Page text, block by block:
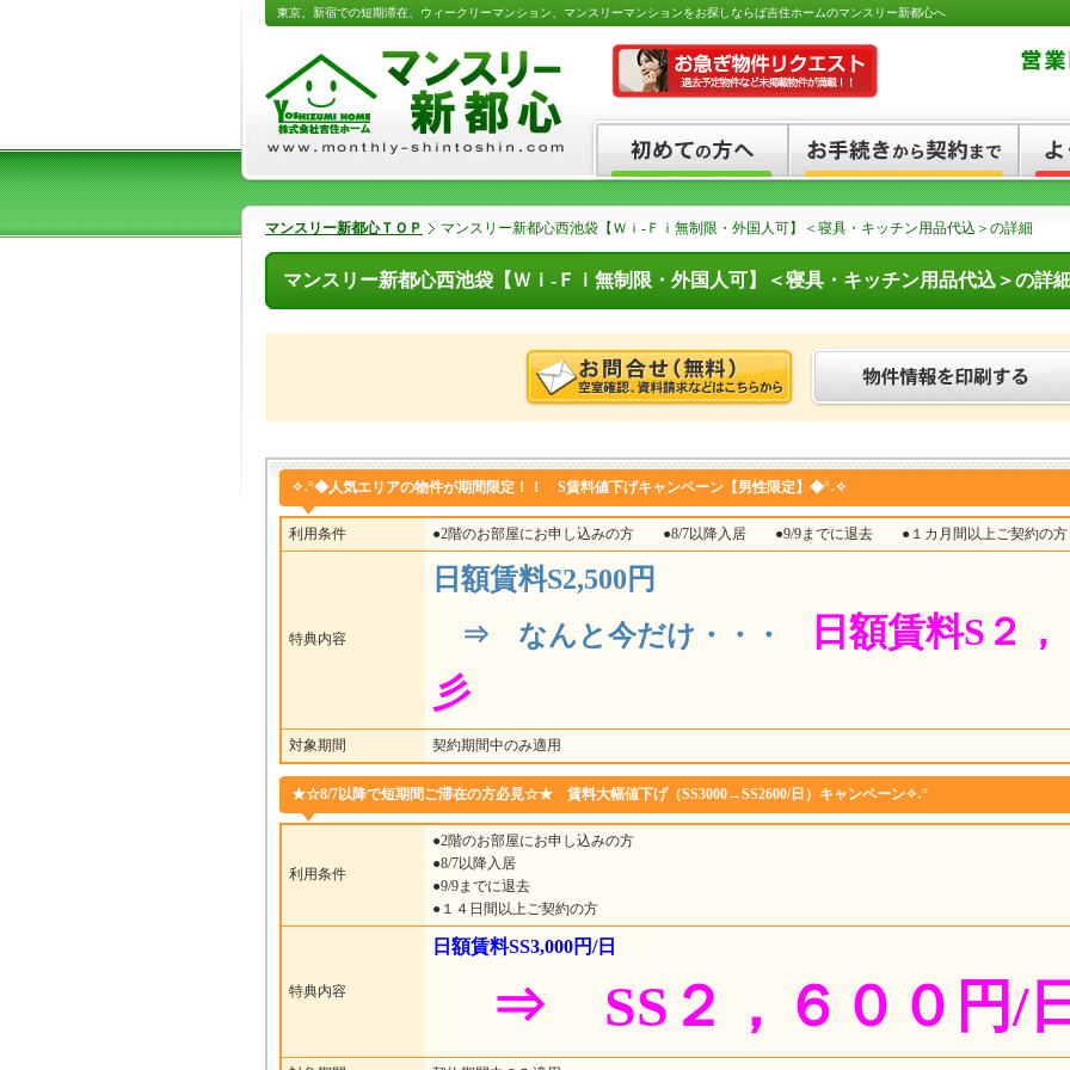
東京、新宿での短期滞在、ウィークリーマンション、マンスリーマンションをお探しならば吉住ホームのマンスリー新都心へ
マンスリー新都心ＴＯＰ マンスリー新都心西池袋【Ｗｉ-Ｆｉ無制限・外国人可】＜寝具・キッチン用品代込＞の詳細
マンスリー新都心西池袋【Ｗｉ-Ｆｉ無制限・外国人可】＜寝具・キッチン用品代込＞の詳
✧˖°◆人気エリアの物件が期間限定！！ S賃料値下げキャンペーン【男性限定】◆°˖✧
利用条件 ●2階のお部屋にお申し込みの方 ●8/7以降入居 ●9/9までに退去 ●１カ月間以上ご契約の方
特典内容
日額賃料S2,500円
⇒ なんと今だけ・・・
日額賃料S
彡
対象期間 契約期間中のみ適用
★☆8/7以降で短期間ご滞在の方必見☆★ 賃料大幅値下げ（SS3000→SS2600/日）キャンペーン✧˖°
利用条件
●2階のお部屋にお申し込みの方
●8/7以降入居
●9/9までに退去
●１４日間以上ご契約の方
特典内容
日額賃料SS3,000円/日
⇒ SS２，６００円/